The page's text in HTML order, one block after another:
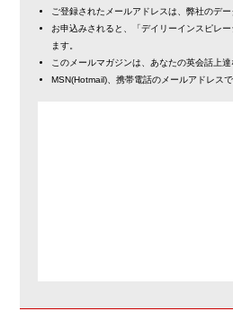
ご登録されたメールアドレスは、弊社のデ
お申込みされると、「デイリーインスピレ
ます。
このメールマガジンは、あなたの英会話上
MSN(Hotmail)、携帯電話のメールアドレスで